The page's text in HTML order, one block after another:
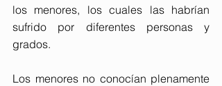
los menores, los cuales las habrían
sufrido por diferentes personas y
grados.
Los menores no conocían plenamente